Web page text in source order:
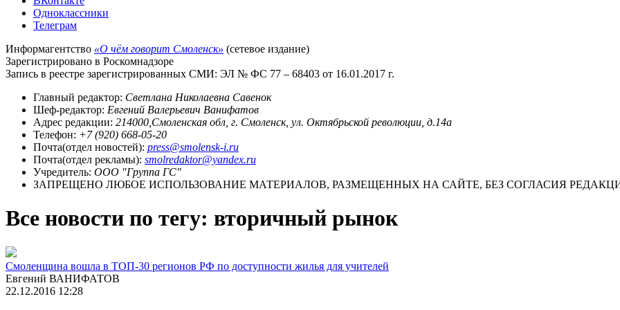
Одноклассники
Телеграм
Информагентство «О чём говорит Смоленск» (сетевое издание)
Зарегистрировано в Роскомнадзоре
Запись в реестре зарегистрированных СМИ: ЭЛ № ФС 77 – 68403 от 16.01.2017 г.
Главный редактор: Светлана Николаевна Савенок
Шеф-редактор: Евгений Валерьевич Ванифатов
Адрес редакции: 214000,Смоленская обл, г. Смоленск, ул. Октябрьской революции, д.14а
Телефон: +7 (920) 668-05-20
Почта(отдел новостей): press@smolensk-i.ru
Почта(отдел рекламы): smolredaktor@yandex.ru
Учредитель: ООО "Группа ГС"
ЗАПРЕЩЕНО ЛЮБОЕ ИСПОЛЬЗОВАНИЕ МАТЕРИАЛОВ, РАЗМЕЩЕННЫХ НА САЙТЕ, БЕЗ СОГЛАСИЯ
Все новости по тегу: вторичный рынок
Смоленщина вошла в ТОП-30 регионов РФ по доступности жилья для учителей
Евгений ВАНИФАТОВ
22.12.2016 12:28